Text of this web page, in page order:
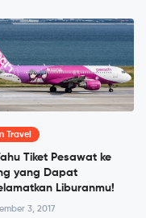
Travel
Tiket Pesawat ke
yang Dapat
Liburanmu!
3, 2017